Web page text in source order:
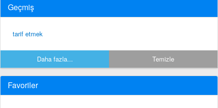
Geçmiş
tarif etmek
Daha fazla... Temizle
Favoriler